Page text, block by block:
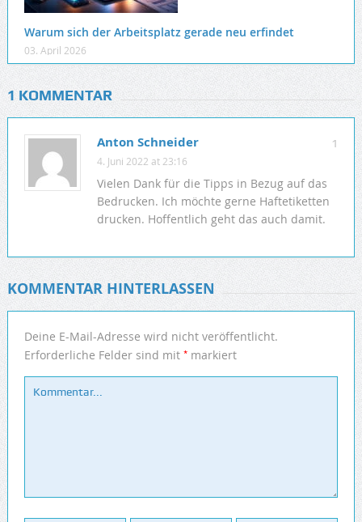
Warum sich der Arbeitsplatz gerade neu erfindet
03. April 2026
1 KOMMENTAR
1
Anton Schneider
4. Juni 2022 at 23:16
Vielen Dank für die Tipps in Bezug auf das
Bedrucken. Ich möchte gerne Haftetiketten
drucken. Hoffentlich geht das auch damit.
KOMMENTAR HINTERLASSEN
Deine E-Mail-Adresse wird nicht veröffentlicht.
Erforderliche Felder sind mit *markiert